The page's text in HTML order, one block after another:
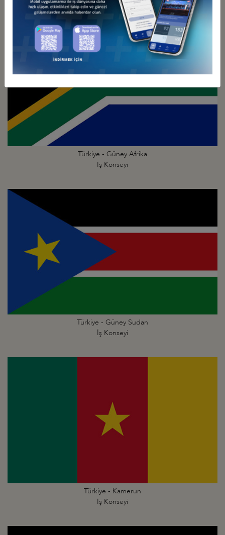
Türkiye - Güney Afrika
İş Konseyi
Türkiye - Güney Sudan
İş Konseyi
Türkiye - Kamerun
İş Konseyi